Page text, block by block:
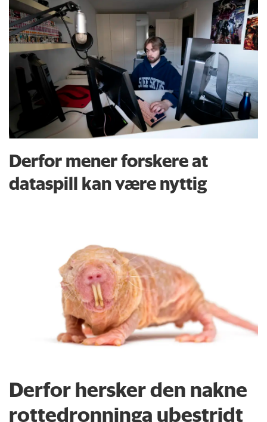
Derfor mener forskere at
dataspill kan være nyttig
Derfor hersker den nakne
rottedronninga ubestridt